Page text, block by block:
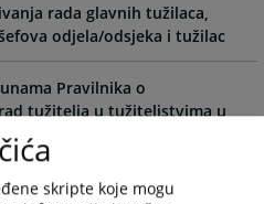
rada glavnih tužilaca,
odjela/odsjeka i tužilac
Pravilnika o
tužitelja u tužiteljstvima u
kandidata
skripte koje mogu